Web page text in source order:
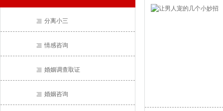
分离小三
情感咨询
婚姻调查取证
婚姻咨询